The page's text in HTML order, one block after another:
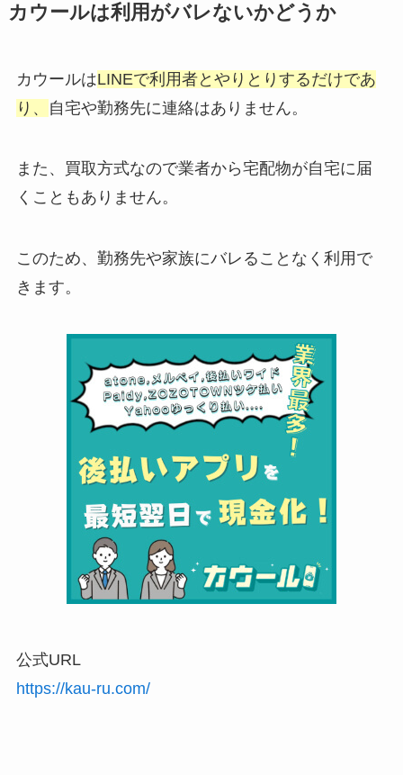
カウールは利用がバレないかどうか
カウールはLINEで利用者とやりとりするだけであ
り、
自宅や勤務先に連絡はありません。
また、買取方式なので業者から宅配物が自宅に届
くこともありません。
このため、勤務先や家族にバレることなく利用で
きます。
公式URL
https://kau-ru.com/